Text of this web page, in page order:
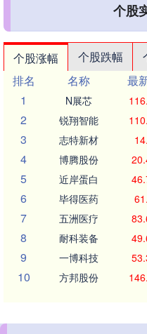
个股
个股涨幅 个股跌幅
排名
名称 最
1
N展芯
2 锐翔智能
3 志特新材
4 博腾股份
5 近岸蛋白
6 毕得医药
7 五洲医疗
8 耐科装备
9 一博科技
10 方邦股份